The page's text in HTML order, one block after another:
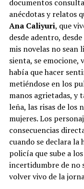
documentos
anécdotas y relatos
Ana Caliyuri, que
desde adentro,
mis novelas no sean
sienta, se emocione,
había que hacer
metiéndose en los
manos agrietadas, y
leña, las risas de los
mujeres. Los
consecuencias
cuando se declara la
policía que sube a
incertidumbre de no
volver vivo de la